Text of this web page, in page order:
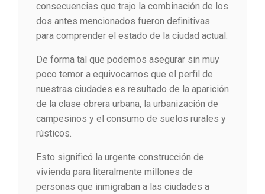
consecuencias que trajo la combinación de los
dos antes mencionados fueron definitivas
para comprender el estado de la ciudad actual.
De forma tal que podemos asegurar sin muy
poco temor a equivocarnos que el perfil de
nuestras ciudades es resultado de la aparición
de la clase obrera urbana, la urbanización de
campesinos y el consumo de suelos rurales y
rústicos.
Esto significó la urgente construcción de
vivienda para literalmente millones de
personas que inmigraban a las ciudades a